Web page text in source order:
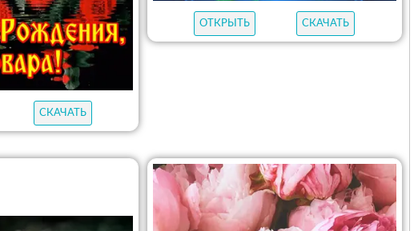
СКАЧАТЬ
ОТКРЫТЬ СКАЧАТЬ